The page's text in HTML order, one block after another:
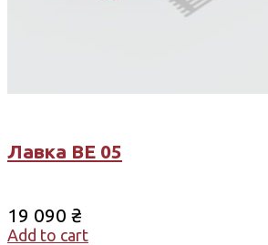
Лавка ВЕ 05
19 090 ₴
Add to cart